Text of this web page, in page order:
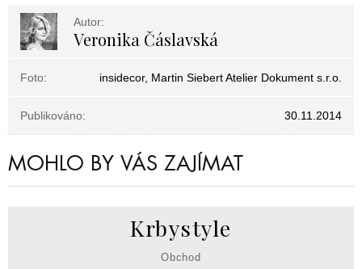
Autor:
Veronika Čáslavská
Foto: insidecor, Martin Siebert Atelier Dokument s.r.o.
Publikováno: 30.11.2014
MOHLO BY VÁS ZAJÍMAT
Krbystyle
Obchod